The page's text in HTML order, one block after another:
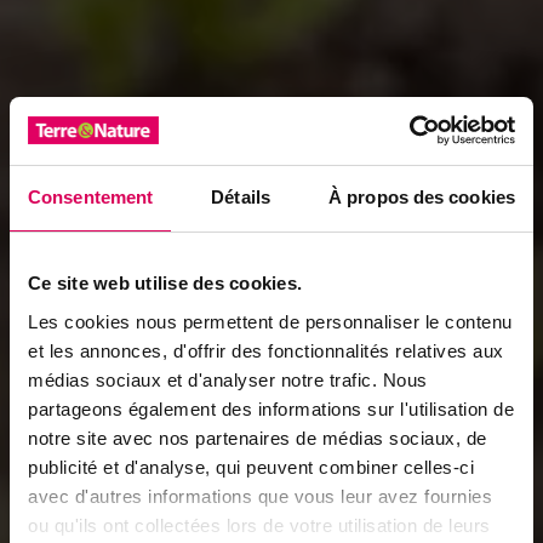
Consentement Détails À propos des cookies
Ce site web utilise des cookies.
Les cookies nous permettent de personnaliser le contenu
et les annonces, d'offrir des fonctionnalités relatives aux
médias sociaux et d'analyser notre trafic. Nous
partageons également des informations sur l'utilisation de
notre site avec nos partenaires de médias sociaux, de
publicité et d'analyse, qui peuvent combiner celles-ci
avec d'autres informations que vous leur avez fournies
ou qu'ils ont collectées lors de votre utilisation de leurs